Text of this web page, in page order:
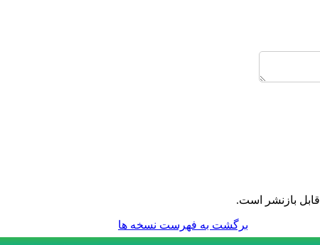
قابل بازنشر است.
برگشت به فهرست نسخه ها